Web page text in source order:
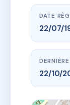
DATE
22/07/
22/10/